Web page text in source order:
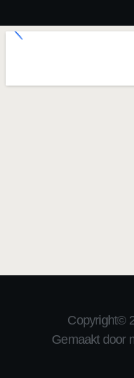
Copyright©
Gemaakt door